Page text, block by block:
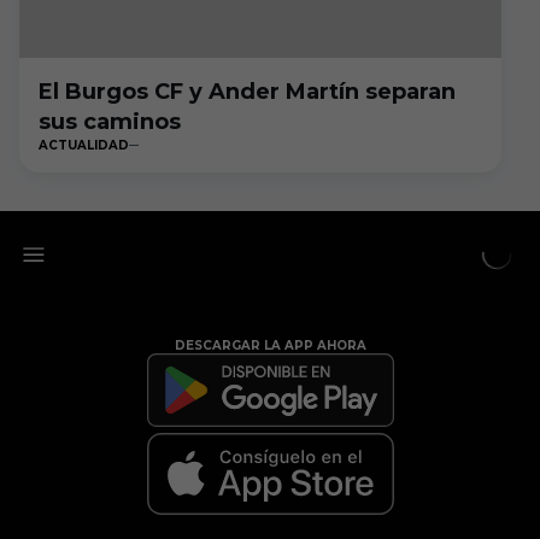
El Burgos CF y Ander Martín separan
sus caminos
ACTUALIDAD
DESCARGAR LA APP AHORA